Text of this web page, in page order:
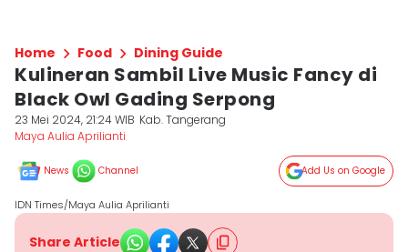
Home Food Dining Guide
Kulineran Sambil Live Music Fancy di
Black Owl Gading Serpong
23 Mei 2024, 21:24 WIB Kab. Tangerang
Maya Aulia Aprilianti
News Channel Add Us on Google
IDN Times/Maya Aulia Aprilianti
Share Article